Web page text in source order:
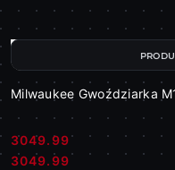
Milwaukee Gwoździarka
Cena:
3049.99
Cena:
3049.99